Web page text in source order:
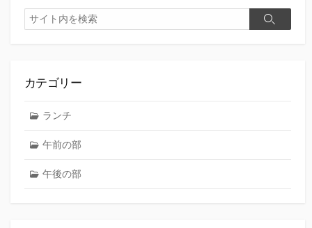
検
索
検
カテゴリー
ランチ
午前の部
午後の部